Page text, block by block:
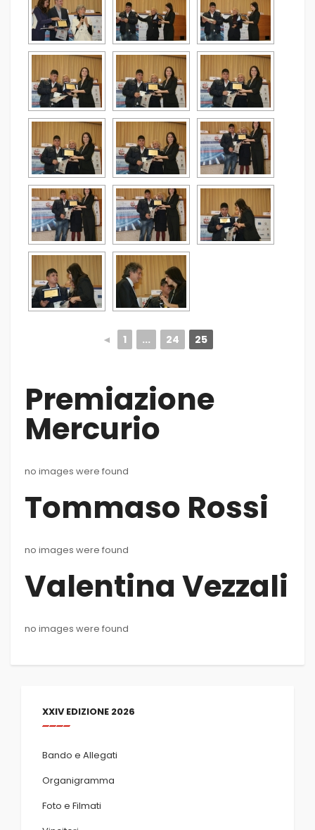
◄ 1 ... 24 25
Premiazione
Mercurio
no images were found
Tommaso Rossi
no images were found
Valentina Vezzali
no images were found
XXIV EDIZIONE 2026
Bando e Allegati
Organigramma
Foto e Filmati